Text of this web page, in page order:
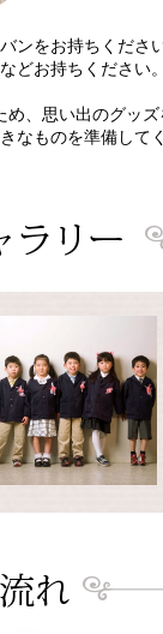
ンをお持ちください
どお持ちください
、思い出のグッズ
なものを準備して